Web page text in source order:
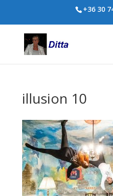
+36 30
illusion 10